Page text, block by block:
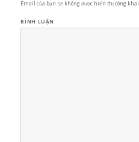
Email của bạn sẽ không được hiển thị công khai.
BÌNH LUẬN